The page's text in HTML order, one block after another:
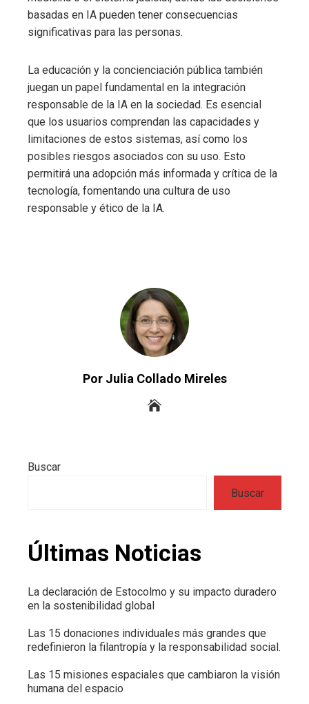
basadas en IA pueden tener consecuencias
significativas para las personas.
La educación y la concienciación pública también
juegan un papel fundamental en la integración
responsable de la IA en la sociedad. Es esencial
que los usuarios comprendan las capacidades y
limitaciones de estos sistemas, así como los
posibles riesgos asociados con su uso. Esto
permitirá una adopción más informada y crítica de la
tecnología, fomentando una cultura de uso
responsable y ético de la IA.
Por Julia Collado Mireles
Buscar
Buscar
Últimas Noticias
La declaración de Estocolmo y su impacto duradero
en la sostenibilidad global
Las 15 donaciones individuales más grandes que
redefinieron la filantropía y la responsabilidad social.
Las 15 misiones espaciales que cambiaron la visión
humana del espacio